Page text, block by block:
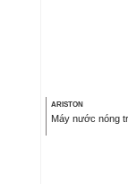
ARISTON
Máy nước nóng